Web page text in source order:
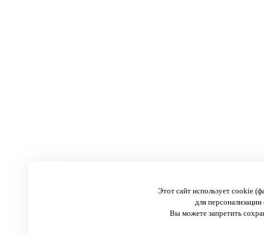
Этот сайт использует cookie
для персонализации
Вы можете запретить